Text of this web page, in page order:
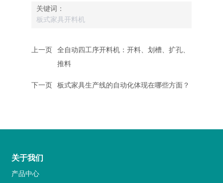
关键词：
板式家具开料机
上一页
全自动四工序开料机：开料、划槽、扩孔、
推料
下一页 板式家具生产线的自动化体现在哪些方面？
关于我们
产品中心